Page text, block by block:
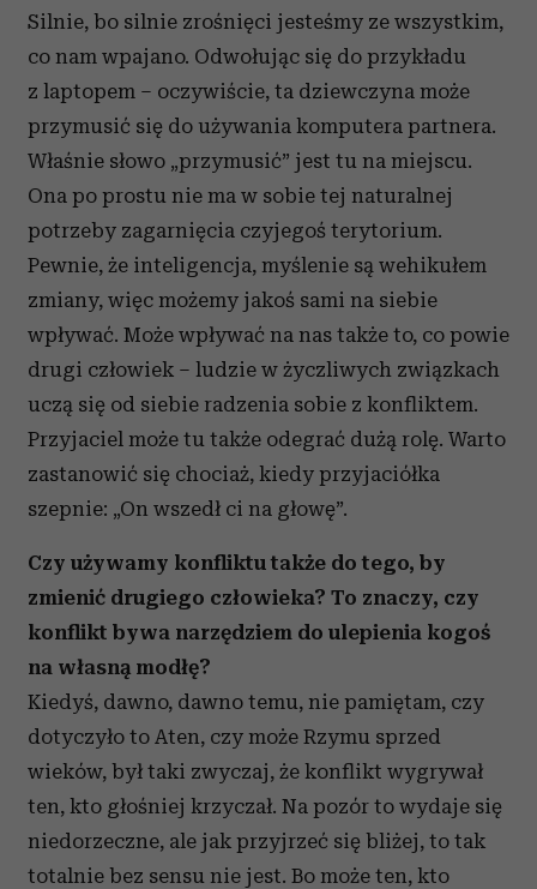
Silnie, bo silnie zrośnięci jesteśmy ze wszystkim,
co nam wpajano. Odwołując się do przykładu
z laptopem – oczywiście, ta dziewczyna może
przymusić się do używania komputera partnera.
Właśnie słowo „przymusić” jest tu na miejscu.
Ona po prostu nie ma w sobie tej naturalnej
potrzeby zagarnięcia czyjegoś terytorium.
Pewnie, że inteligencja, myślenie są wehikułem
zmiany, więc możemy jakoś sami na siebie
wpływać. Może wpływać na nas także to, co powie
drugi człowiek – ludzie w życzliwych związkach
uczą się od siebie radzenia sobie z konfliktem.
Przyjaciel może tu także odegrać dużą rolę. Warto
zastanowić się chociaż, kiedy przyjaciółka
szepnie: „On wszedł ci na głowę”.
Czy używamy konfliktu także do tego, by
zmienić drugiego człowieka? To znaczy, czy
konflikt bywa narzędziem do ulepienia kogoś
na własną modłę?
Kiedyś, dawno, dawno temu, nie pamiętam, czy
dotyczyło to Aten, czy może Rzymu sprzed
wieków, był taki zwyczaj, że konflikt wygrywał
ten, kto głośniej krzyczał. Na pozór to wydaje się
niedorzeczne, ale jak przyjrzeć się bliżej, to tak
totalnie bez sensu nie jest. Bo może ten, kto